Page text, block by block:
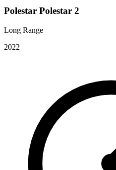
Polestar Polestar 2
Long Range
2022